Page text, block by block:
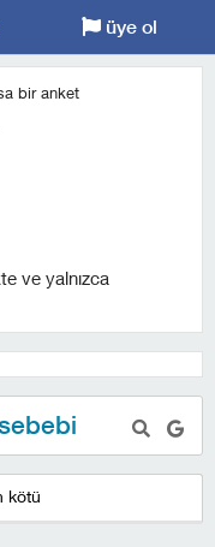
üye ol
bir anket
ve yalnızca
kötü